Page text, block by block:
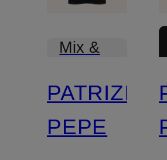
Mix &
PATRIZIA
PEPE